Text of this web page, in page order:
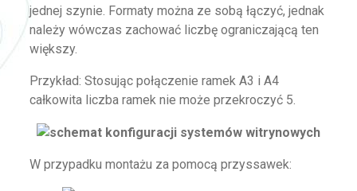
jednej szynie. Formaty można ze sobą łączyć, jednak
należy wówczas zachować liczbę ograniczającą ten
większy.
Przykład: Stosując połączenie ramek A3 i A4
całkowita liczba ramek nie może przekroczyć 5.
W przypadku montażu za pomocą przyssawek: